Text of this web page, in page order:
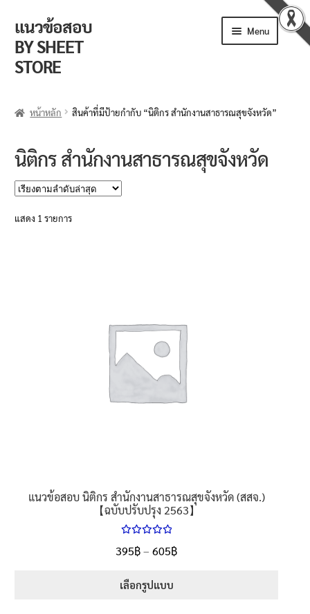
Skip
to
navigation
Skip
to
content
แนวข้อสอบ
BY SHEET
STORE
Menu
วิธีการสั่งซื้อ
แจ้งชำระเงิน
นโยบายคืนสินค้าและการจัดส่ง​
หน้าหลัก สินค้าที่มีป้ายกำกับ “นิติกร สำนักงานสาธารณสุขจังหวัด”
นิติกร สำนักงานสาธารณสุขจังหวัด
แสดง 1 รายการ
แนวข้อสอบ นิติกร สำนักงานสาธารณสุขจังหวัด (สสจ.)
【ฉบับปรับปรุง 2563】
5.00
ตั้งแต่
395฿– 605฿Price
เลือกรูปแบบ